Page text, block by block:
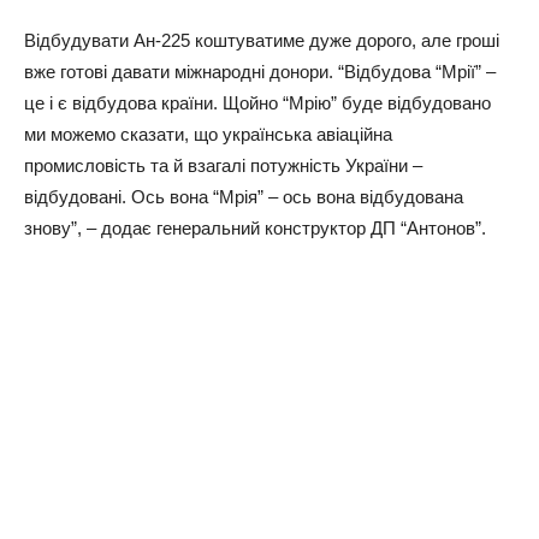
Відбудувати Ан-225 коштуватиме дуже дорого, але гроші
вже готові давати міжнародні донори. “Відбудова “Мрії” –
це і є відбудова країни. Щойно “Мрію” буде відбудовано
ми можемо сказати, що українська авіаційна
промисловість та й взагалі потужність України –
відбудовані. Ось вона “Мрія” – ось вона відбудована
знову”, – додає генеральний конструктор ДП “Антонов”.